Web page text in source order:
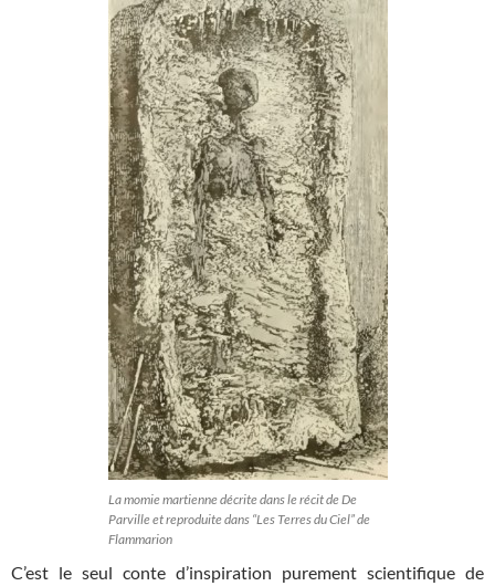
La momie martienne décrite dans le récit de De
Parville et reproduite dans “Les Terres du Ciel” de
Flammarion
C’est le seul conte d’inspiration purement scientifique de